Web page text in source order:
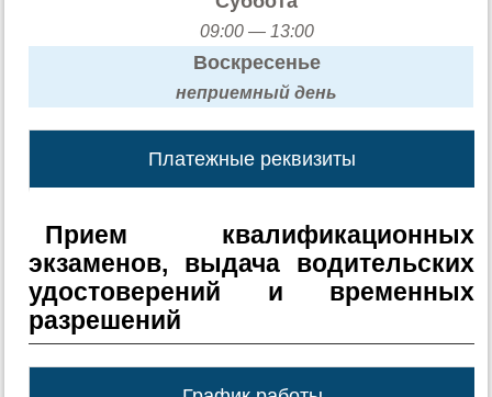
09:00 — 13:00
Воскресенье
неприемный день
Платежные реквизиты
Прием квалификационных
экзаменов, выдача водительских
удостоверений и временных
разрешений